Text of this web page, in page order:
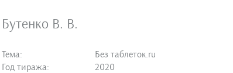
Бутенко В. В.
Тема:
Без таблеток.ru
Год тиража:
2020